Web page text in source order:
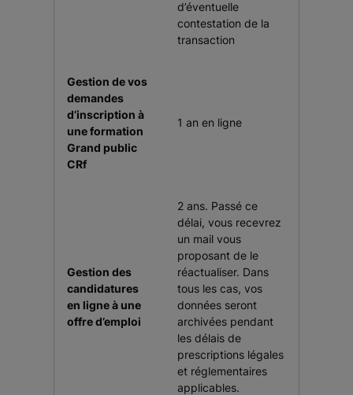
d’éventuelle
contestation de la
transaction
Gestion de vos
demandes
d’inscription à
une formation
Grand public
CRf
1 an en ligne
Gestion des
candidatures
en ligne à une
offre d’emploi
2 ans. Passé ce
délai, vous recevrez
un mail vous
proposant de le
réactualiser. Dans
tous les cas, vos
données seront
archivées pendant
les délais de
prescriptions légales
et réglementaires
applicables.